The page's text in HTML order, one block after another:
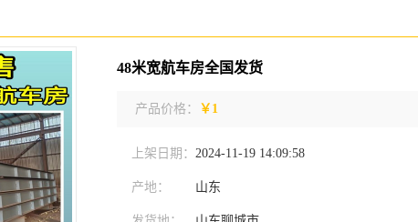
48米宽航车房全国发货
产品价格： ￥1
上架日期： 2024-11-19 14:09:58
产地： 山东